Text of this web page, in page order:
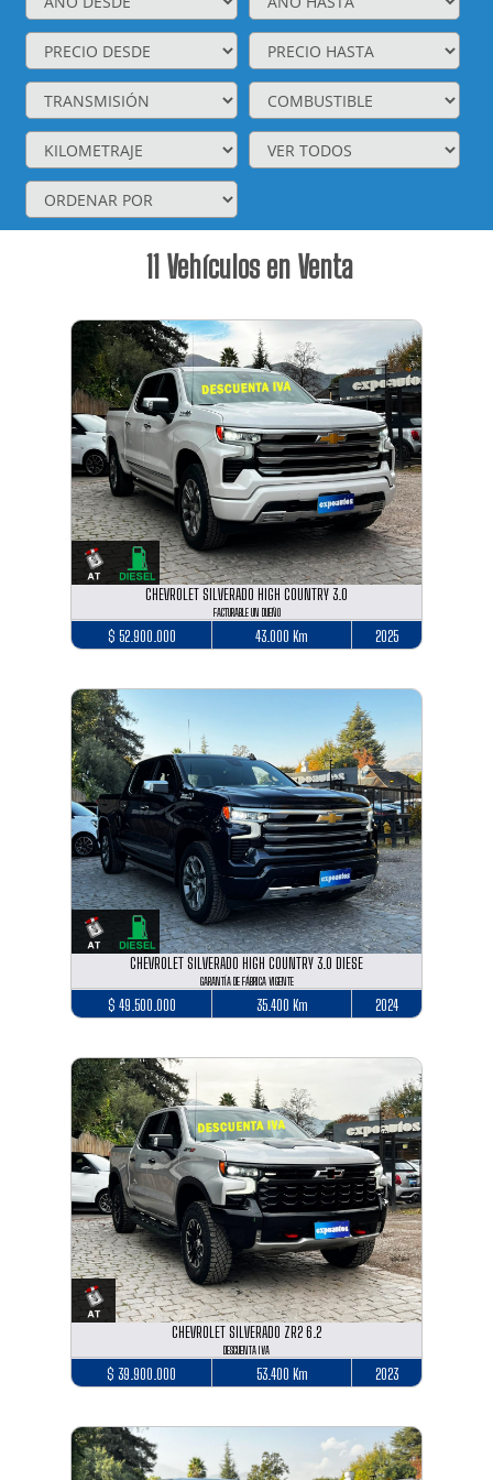
11 Vehículos en Venta
CHEVROLET SILVERADO HIGH COUNTRY 3.0
FACTURABLE UN DUEÑO
$ 52.900.000 43.000 Km 2025
CHEVROLET SILVERADO HIGH COUNTRY 3.0 DIESE
GARANTÍA DE FÁBRICA VIGENTE
$ 49.500.000 35.400 Km 2024
CHEVROLET SILVERADO ZR2 6.2
DESCUENTA IVA
$ 39.900.000 53.400 Km 2023